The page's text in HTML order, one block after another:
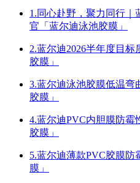
1.同心赴野，聚力同行｜
官「蓝尔迪泳池胶膜」
2.蓝尔迪2026半年度目
胶膜」
3.蓝尔迪泳池胶膜低温弯
胶膜」
4.蓝尔迪PVC内胆膜防霉
胶膜」
5.蓝尔迪薄款PVC胶膜
膜」